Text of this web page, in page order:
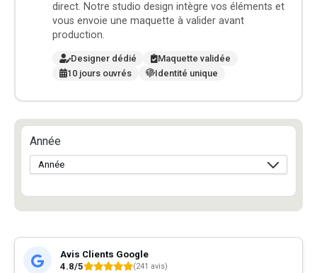
direct. Notre studio design intègre vos éléments et
vous envoie une maquette à valider avant
production.
Designer dédié
Maquette validée
10 jours ouvrés
Identité unique
Année
Avis Clients Google
4.8/5
(241 avis)